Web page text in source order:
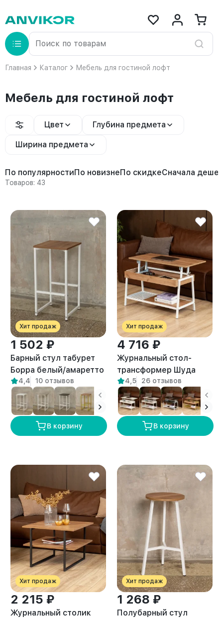
Главная Каталог Мебель для гостиной лофт
Мебель для гостиной лофт
Цвет Глубина предмета
Ширина предмета
По популярностиПо новизнеПо скидкеСначала
Товаров: 43
Хит продаж
1 502 ₽
Барный стул табурет
Борра белый/амаретто
4,4 10 отзывов
В корзину
Хит продаж
4 716 ₽
Журнальный стол-
трансформер Шуда
белый/амаретто
4,5 26 отзывов
В корзину
Хит продаж
2 215 ₽
Журнальный столик
Хит продаж
1 268 ₽
Полубарный стул